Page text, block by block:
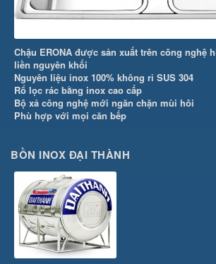
Chậu ERONA được sản xuất trên công nghệ
liền nguyên khối
Nguyên liệu inox 100% không rỉ SUS 304
Rổ lọc rác bằng inox cao cấp
Bộ xả công nghệ mới ngăn chặn mùi hôi
Phù hợp với mọi căn bếp
BỒN INOX ĐẠI THÀNH